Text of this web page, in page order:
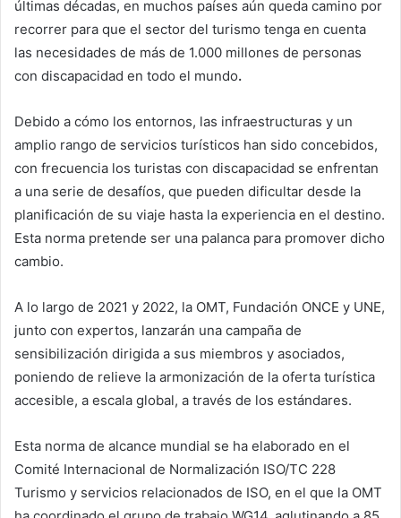
últimas décadas, en muchos países aún queda camino por
recorrer para que el sector del turismo tenga en cuenta
las necesidades de más de 1.000 millones de personas
con discapacidad en todo el mundo.
Debido a cómo los entornos, las infraestructuras y un
amplio rango de servicios turísticos han sido concebidos,
con frecuencia los turistas con discapacidad se enfrentan
a una serie de desafíos, que pueden dificultar desde la
planificación de su viaje hasta la experiencia en el destino.
Esta norma pretende ser una palanca para promover dicho
cambio.
A lo largo de 2021 y 2022, la OMT, Fundación ONCE y UNE,
junto con expertos, lanzarán una campaña de
sensibilización dirigida a sus miembros y asociados,
poniendo de relieve la armonización de la oferta turística
accesible, a escala global, a través de los estándares.
Esta norma de alcance mundial se ha elaborado en el
Comité Internacional de Normalización ISO/TC 228
Turismo y servicios relacionados de ISO, en el que la OMT